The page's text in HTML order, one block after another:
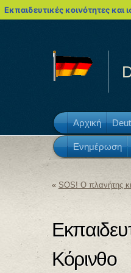
Εκπαιδευτικές κοινότητες και
Αρχική
Ενημέρωση
« SOS! Ο πλανήτης
Κόρινθο